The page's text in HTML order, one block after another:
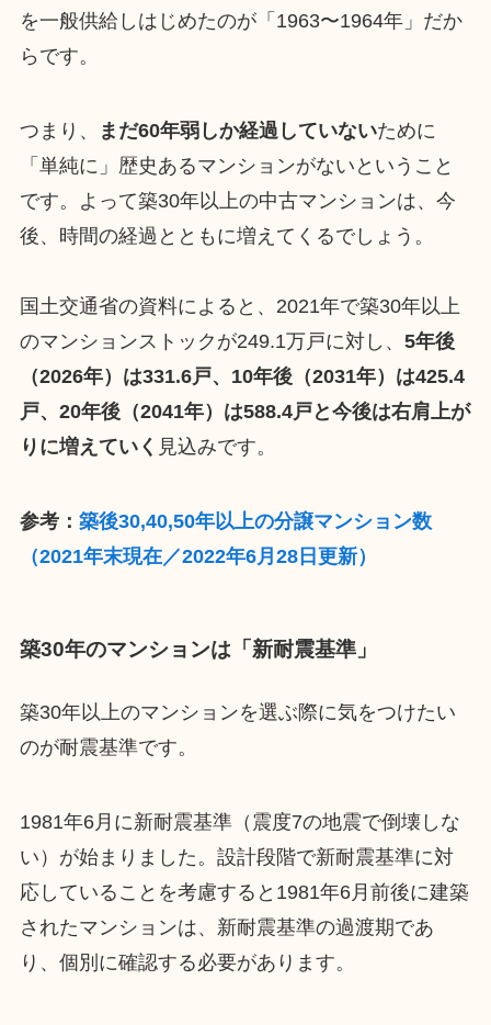
を一般供給しはじめたのが「1963〜1964年」だか
らです。
つまり、 まだ60年弱しか経過していないために
「単純に」歴史あるマンションがないということ
です。よって築30年以上の中古マンションは、今
後、時間の経過とともに増えてくるでしょう。
国土交通省の資料によると、2021年で築30年以上
のマンションストックが249.1万戸に対し、 5年後
（2026年）は331.6戸、10年後（2031年）は425.4
戸、20年後（2041年）は588.4戸と今後は右肩上が
りに増えていく 見込みです。
参考： 築後30,40,50年以上の分譲マンション数
（2021年末現在／2022年6月28日更新）
築30年のマンションは「新耐震基準」
築30年以上のマンションを選ぶ際に気をつけたい
のが耐震基準です。
1981年6月に新耐震基準（震度7の地震で倒壊しな
い）が始まりました。設計段階で新耐震基準に対
応していることを考慮すると1981年6月前後に建築
されたマンションは、新耐震基準の過渡期であ
り、個別に確認する必要があります。